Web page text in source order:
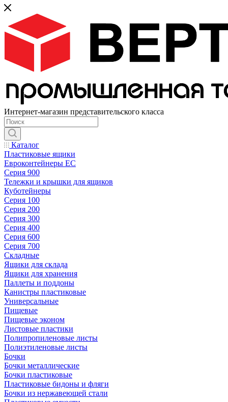
Интернет-магазин представительского класса
Каталог
Пластиковые ящики
Евроконтейнеры ЕС
Серия 900
Тележки и крышки для ящиков
Куботейнеры
Серия 100
Серия 200
Серия 300
Серия 400
Серия 600
Серия 700
Складные
Ящики для склада
Ящики для хранения
Паллеты и поддоны
Канистры пластиковые
Универсальные
Пищевые
Пищевые эконом
Листовые пластики
Полипропиленовые листы
Полиэтиленовые листы
Бочки
Бочки металлические
Бочки пластиковые
Пластиковые бидоны и фляги
Бочки из нержавеющей стали